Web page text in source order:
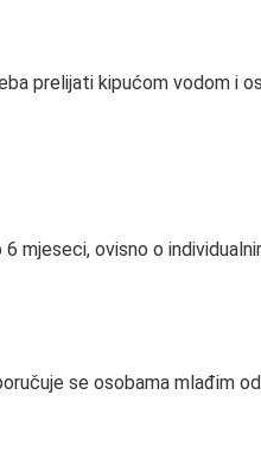
prelijati kipućom vodom
mjeseci, ovisno o
se osobama mlađim